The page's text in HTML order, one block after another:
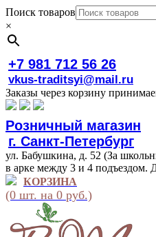
Поиск товаров
×
+7 981 712 56 26
vkus-traditsyi@mail.ru
Заказы через корзину
Розничный магазин
г. Санкт-Петербург
ул. Бабушкина, д. 52 (За
в арке между 3 и 4 подъездом.
КОРЗИНА
(0 шт. на 0 руб.)